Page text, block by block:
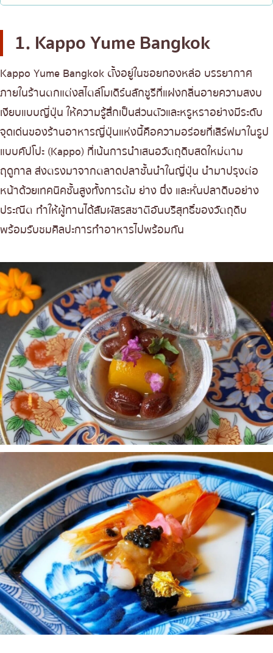
ร้านอาหารญี่ปุ่นแบบดั้งเดิม
ทาโกะยากิ
โอเด้ง/เมนูตุ๋นสไตล์ญี่ปุ่น
อาหารชุด/อาหารญี่ปุ่นสไตล์โฮมคุกกิ้ง
เบนโตะ/บริการส่งอาหารญี่ปุ่น
ลาดพร้าว
ปทุมธานี
สมุทรสาคร
ภูเก็ต
พัทยา
ธนิยะ
พระราม 3
พระราม4
อื่นๆ
12. Besuke Beef tongue Restaurant
14. Shakariki NEO
15. Cafe Temari
16. Yakiniku Kirabi 51
17. Yakiniku Oniku to Gohan Thonglor
18. Taishoken Ramen
19.Sushi Juban Takumi
20.Sushi Hiro
21.Sushi Yorokobu
22.Honmono Sushi
23. Nagiya Thonglor 9
25.Sushi Ichizu
26.Sushi Kanda
27.Mekiki no Ginji
28.Miyabi Kappo
29.Kiri Tsukemen Gogyo
30.Bankara Ramen
31.Suki Masa
32.Yankii Robatayaki & Bar
33.Shibui Omakase
34.Kohaku Omakase
35. MAGURO Marché Thonglor
1. Kappo Yume Bangkok
Kappo Yume Bangkok ตั้งอยู่ในซอยทองหล่อ บรรยากาศ
ภายในร้านตกแต่งสไตล์โมเดิร์นลักชูรีที่แฝงกลิ่นอายความสงบ
เงียบแบบญี่ปุ่น ให้ความรู้สึกเป็นส่วนตัวและหรูหราอย่างมีระดับ
จุดเด่นของร้านอาหารญี่ปุ่นแห่งนี้คือความอร่อยที่เสิร์ฟมาในรูป
แบบคัปโปะ (Kappo) ที่เน้นการนำเสนอวัตถุดิบสดใหม่ตาม
ฤดูกาล ส่งตรงมาจากตลาดปลาชั้นนำในญี่ปุ่น นำมาปรุงต่อ
หน้าด้วยเทคนิคชั้นสูงทั้งการต้ม ย่าง นึ่ง และหั่นปลาดิบอย่าง
ประณีต ทำให้ผู้ทานได้สัมผัสรสชาติอันบริสุทธิ์ของวัตถุดิบ
พร้อมรับชมศิลปะการทำอาหารไปพร้อมกัน